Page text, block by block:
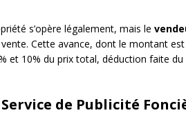
s’opère légalement, mais le
Cette avance, dont le montant
et 10% du prix total, déduction faite
de Publicité